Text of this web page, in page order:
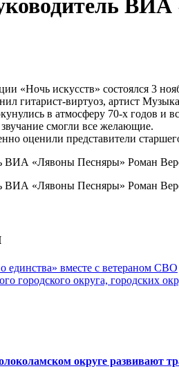
«Ночь искусств» состоялся 3
гитарист-виртуоз, артист
в атмосферу 70-х годов и
смогли все желающие.
оценили представители
вместе с ветераном СВО
городского округа, городских
округе развивают